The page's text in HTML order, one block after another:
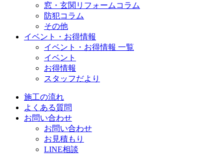
窓・玄関リフォームコラム
防犯コラム
その他
イベント・お得情報
イベント・お得情報 一覧
イベント
お得情報
スタッフだより
施工の流れ
よくある質問
お問い合わせ
お問い合わせ
お見積もり
LINE相談